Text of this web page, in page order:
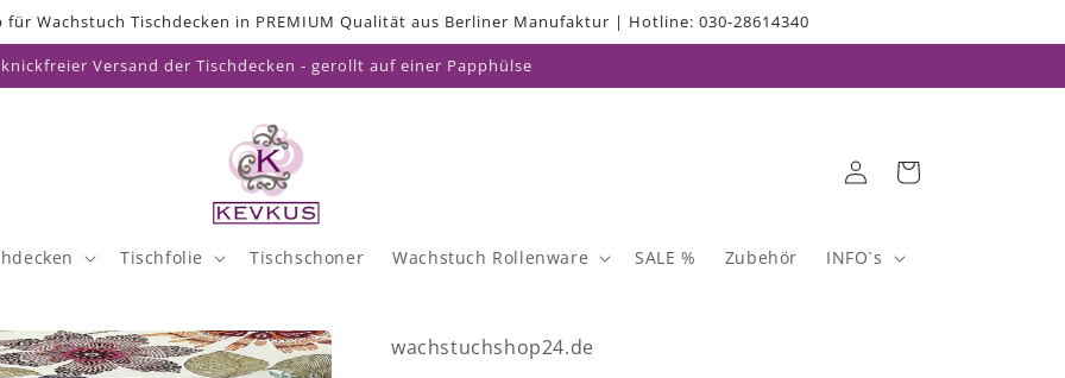
Wachstuch Tischdecken in PREMIUM Qualität aus Berliner Manufaktur | Hotline: 030-28614340
knickfreier Versand der Tischdecken - gerollt auf einer Papphülse
Tischfolie Tischschoner Wachstuch Rollenware SALE % Zubehör INFO`s
EinloggenWarenkorb
wachstuchshop24.de